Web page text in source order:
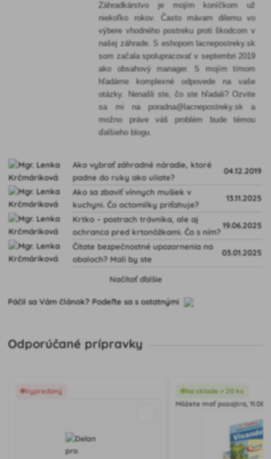
Záhradkárstvo je mojím koníčkom už
niekoľko rokov. Často mávam dilemu vo
výbere vhodného postreku proti škodcom v
našej záhrade. S eshopom lacnepostreky.sk
som začala spolupracovať v septembri 2019
ako obsahový manager. S mojím tímom
hľadáme komplexné odpovede na vaše
otázky. Nenašli ste, čo ste hľadali? Ozvite
sa mi na poradna@lacnepostreky.sk a
možno práve váš problém bude témou
ďalšieho blogu.
Ako vybrať záhradné náradie, ktoré
padne do ruky ako uliate?
04.12.2019
Ako sa zbaviť vínnych mušiek v
kuchyni. Čo octomilky priťahuje?
13.11.2025
Krtko – postrach trávnika, ale aj
ochranca pred krtonôžkami. Čo s ním?
19.06.2025
Čítate bezpečnostné upozornenia na
obaloch? Mali by ste
03.01.2025
Načítať ďalšie
Páčil sa Vám článok? Podeľte sa s ostatnými
Odporúčané prípravky
Vypredaný
Na sklade > 20 ks
Môžete mať pozajtra, 11.08.